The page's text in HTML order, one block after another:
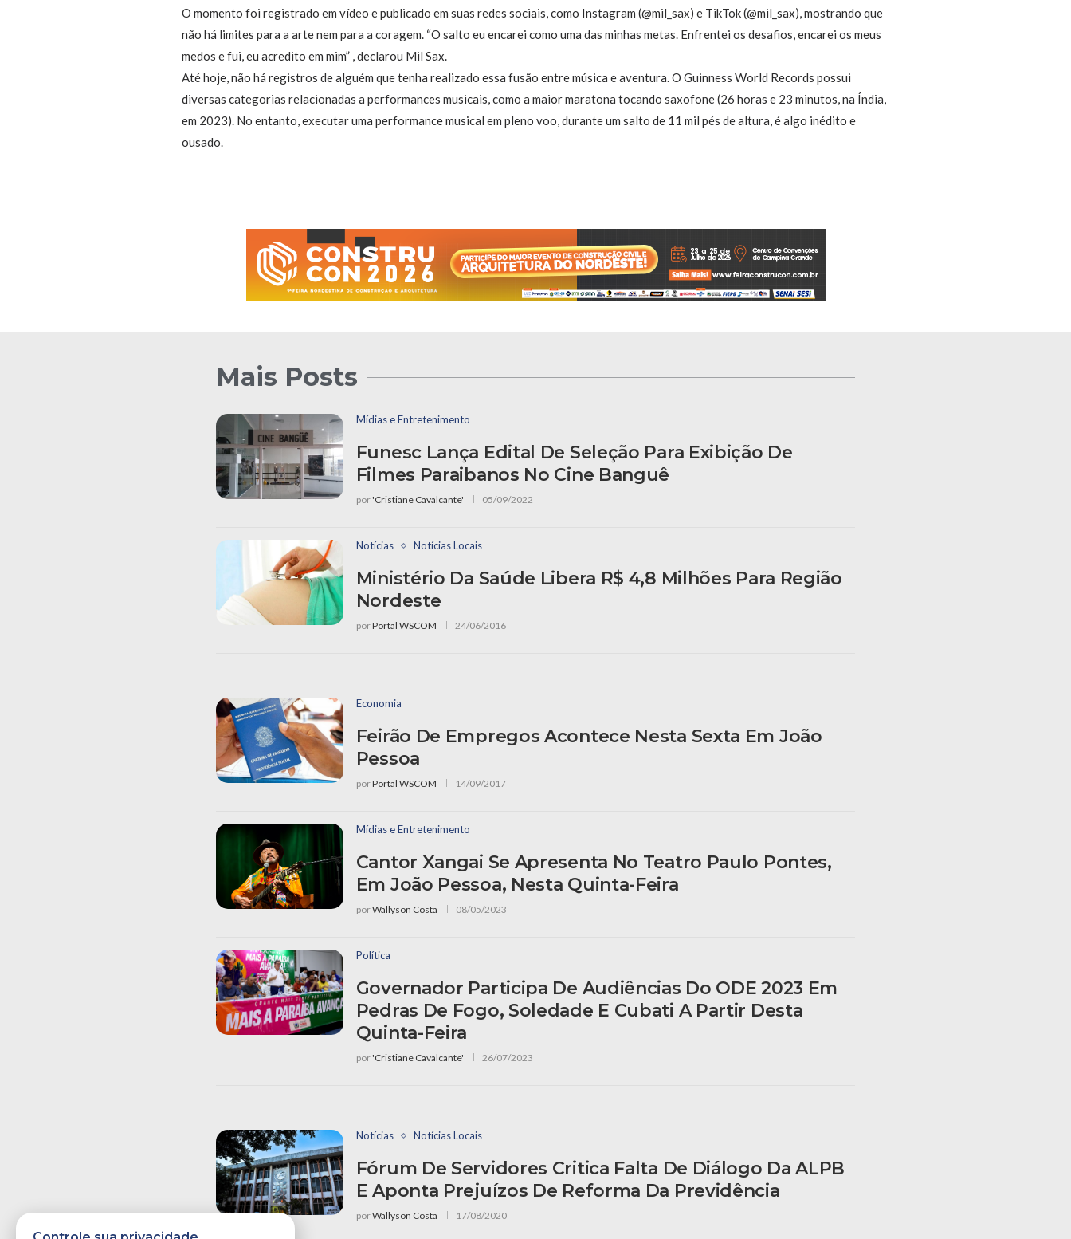
O momento foi registrado em vídeo e publicado em suas redes sociais, como Instagram (@mil_sax) e TikTok (@mil_sax), mostrando que
não há limites para a arte nem para a coragem. “O salto eu encarei como uma das minhas metas. Enfrentei os desafios, encarei os meus
medos e fui, eu acredito em mim” , declarou Mil Sax.
Até hoje, não há registros de alguém que tenha realizado essa fusão entre música e aventura. O Guinness World Records possui
diversas categorias relacionadas a performances musicais, como a maior maratona tocando saxofone (26 horas e 23 minutos, na Índia,
em 2023). No entanto, executar uma performance musical em pleno voo, durante um salto de 11 mil pés de altura, é algo inédito e
ousado.
Mais Posts
Mídias e Entretenimento
Funesc Lança Edital De Seleção Para Exibição De
Filmes Paraibanos No Cine Banguê
por'Cristiane Cavalcante' 05/09/2022
Notícias Notícias Locais
Ministério Da Saúde Libera R$ 4,8 Milhões Para Região
Nordeste
porPortal WSCOM 24/06/2016
Economia
Feirão De Empregos Acontece Nesta Sexta Em João
Pessoa
porPortal WSCOM 14/09/2017
Mídias e Entretenimento
Cantor Xangai Se Apresenta No Teatro Paulo Pontes,
Em João Pessoa, Nesta Quinta-Feira
porWallyson Costa 08/05/2023
Política
Governador Participa De Audiências Do ODE 2023 Em
Pedras De Fogo, Soledade E Cubati A Partir Desta
Quinta-Feira
por'Cristiane Cavalcante' 26/07/2023
Notícias Notícias Locais
Fórum De Servidores Critica Falta De Diálogo Da ALPB
E Aponta Prejuízos De Reforma Da Previdência
porWallyson Costa 17/08/2020